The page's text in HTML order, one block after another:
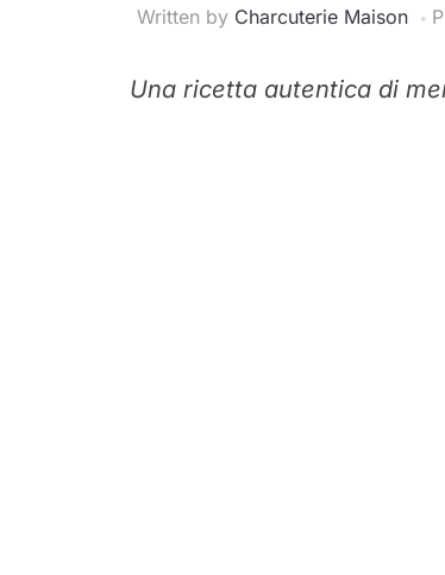
Written by Charcuterie Maison
Una ricetta autentica di